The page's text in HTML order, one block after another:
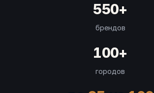
550+
брендов
100+
городов